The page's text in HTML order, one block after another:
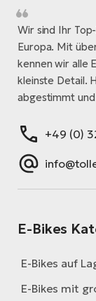
Wir sind Ihr
Europa. Mit
kennen wir alle
kleinste Detail.
abgestimmt
+49 (0)
E-Bikes
E-Bikes auf
E-Bikes mit